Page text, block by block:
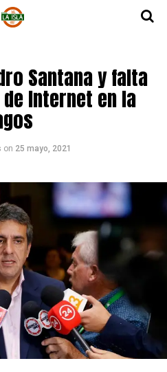
Santana y falta
Internet en la
on 25 mayo, 2021